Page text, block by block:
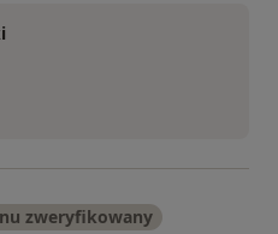
zweryfikowany